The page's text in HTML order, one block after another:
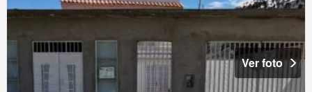
Ver foto